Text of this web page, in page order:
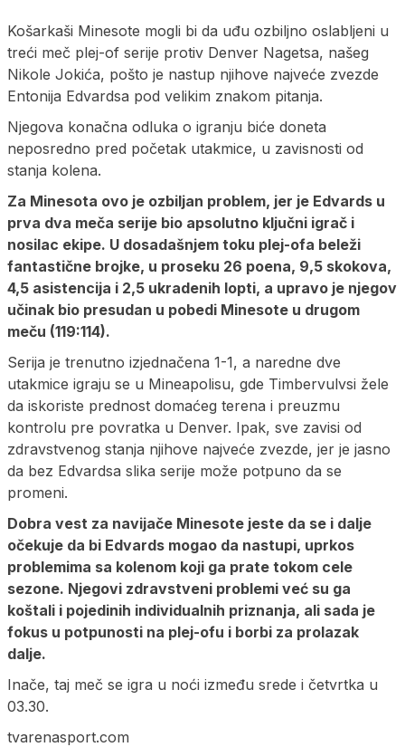
Košarkaši Minesote mogli bi da uđu ozbiljno oslabljeni u
treći meč plej-of serije protiv Denver Nagetsa, našeg
Nikole Jokića, pošto je nastup njihove najveće zvezde
Entonija Edvardsa pod velikim znakom pitanja.
Njegova konačna odluka o igranju biće doneta
neposredno pred početak utakmice, u zavisnosti od
stanja kolena.
Za Minesota ovo je ozbiljan problem, jer je Edvards u
prva dva meča serije bio apsolutno ključni igrač i
nosilac ekipe. U dosadašnjem toku plej-ofa beleži
fantastične brojke, u proseku 26 poena, 9,5 skokova,
4,5 asistencija i 2,5 ukradenih lopti, a upravo je njegov
učinak bio presudan u pobedi Minesote u drugom
meču (119:114).
Serija je trenutno izjednačena 1-1, a naredne dve
utakmice igraju se u Mineapolisu, gde Timbervulvsi žele
da iskoriste prednost domaćeg terena i preuzmu
kontrolu pre povratka u Denver. Ipak, sve zavisi od
zdravstvenog stanja njihove najveće zvezde, jer je jasno
da bez Edvardsa slika serije može potpuno da se
promeni.
Dobra vest za navijače Minesote jeste da se i dalje
očekuje da bi Edvards mogao da nastupi, uprkos
problemima sa kolenom koji ga prate tokom cele
sezone. Njegovi zdravstveni problemi već su ga
koštali i pojedinih individualnih priznanja, ali sada je
fokus u potpunosti na plej-ofu i borbi za prolazak
dalje.
Inače, taj meč se igra u noći između srede i četvrtka u
03.30.
tvarenasport.com